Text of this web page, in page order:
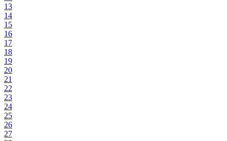
13
14
15
16
17
18
19
20
21
22
23
24
25
26
27